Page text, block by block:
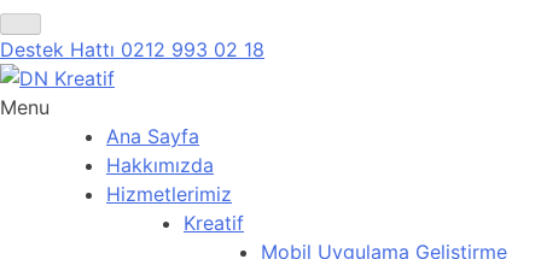
Destek Hattı 0212 993 02 18
Menu
Ana Sayfa
Hakkımızda
Hizmetlerimiz
Kreatif
Mobil Uygulama Geliştirme